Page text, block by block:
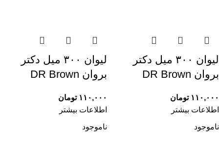
لیوان ۳۰۰ میل دکتر
بروان DR Brown
۱۱۰,۰۰۰ تومان
اطلاعات بیشتر
لیوان ۳۰۰ میل دکتر
بروان DR Brown
۱۱۰,۰۰۰ تومان
اطلاعات بیشتر
ناموجود ناموجود